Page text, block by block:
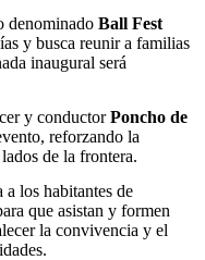
denominado Ball Fest
y busca reunir a familias
inaugural será
y conductorPoncho de
reforzando la
de la frontera.
los habitantes de
que asistan y formen
la convivencia y el